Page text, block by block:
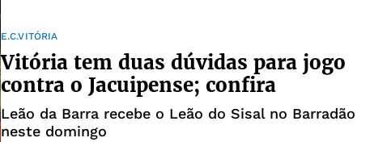
E.C.VITÓRIA
Vitória tem duas dúvidas para jogo
contra o Jacuipense; confira
Leão da Barra recebe o Leão do Sisal no Barradão
neste domingo